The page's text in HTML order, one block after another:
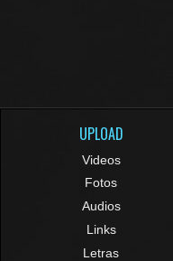
UPLOAD
Videos
Fotos
Audios
Links
Letras